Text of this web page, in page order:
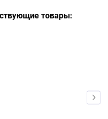
товары: